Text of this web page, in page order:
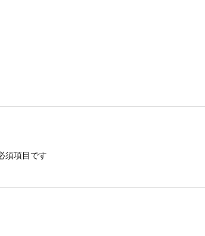
須項目です